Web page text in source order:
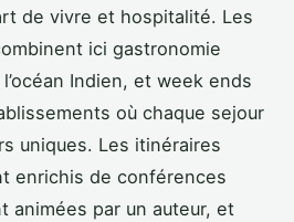
de vivre et hospitalité. Les
ici gastronomie
Indien, et week ends
où chaque sejour
uniques. Les itinéraires
enrichis de conférences
animées par un auteur, et